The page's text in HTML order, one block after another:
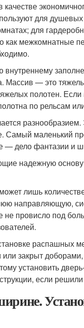
для
для
как межкомнатные
Массив — это
полотен.
по рельсам
маленький
— дело фантазии и
надежную
лишь
направляющую,
провисло под
распашных
закрыт
установить
если решили